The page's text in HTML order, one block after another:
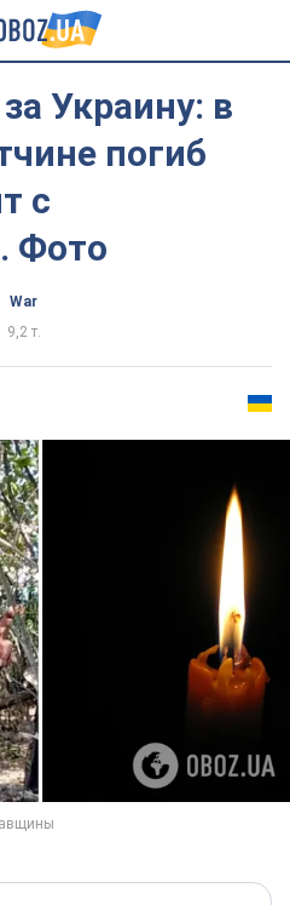
Украину: в
погиб
с
Фото
War
9,2 т.